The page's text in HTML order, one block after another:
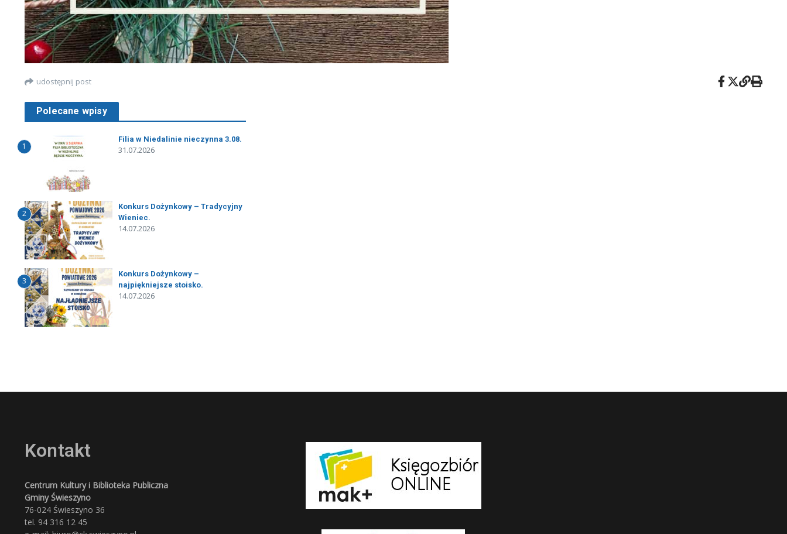
udostępnij post
Polecane wpisy
1
Filia w Niedalinie nieczynna 3.08.
31.07.2026
2
Konkurs Dożynkowy – Tradycyjny
Wieniec.
14.07.2026
3
Konkurs Dożynkowy –
najpiękniejsze stoisko.
14.07.2026
Kontakt
Centrum Kultury i Biblioteka Publiczna
Gminy Świeszyno
76-024 Świeszyno 36
tel. 94 316 12 45